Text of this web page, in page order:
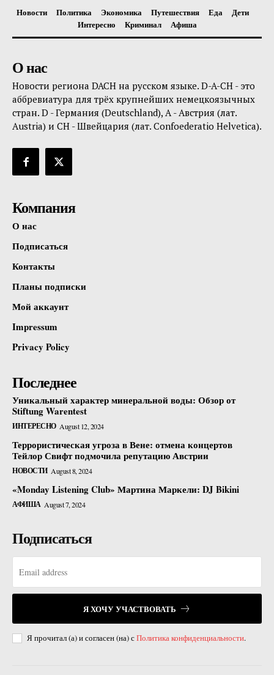
Новости Политика Экономика Путешествия Еда
Дети
Интересно
Криминал Афиша
О нас
Новости региона DACH на русском языке. D-A-CH - это
аббревиатура для трёх крупнейших немецкоязычных
стран. D - Германия (Deutschland), A - Австрия (лат.
Austria) и CH - Швейцария (лат. Confoederatio Helvetica).
Компания
О нас
Подписаться
Контакты
Планы подписки
Мой аккаунт
Impressum
Privacy Policy
Последнее
Уникальный характер минеральной воды: Обзор от
Stiftung Warentest
ИНТЕРЕСНО August 12, 2024
Террористическая угроза в Вене: отмена концертов
Тейлор Свифт подмочила репутацию Австрии
НОВОСТИ August 8, 2024
«Monday Listening Club» Мартина Маркели: DJ Bikini
АФИША August 7, 2024
Подписаться
Я ХОЧУ УЧАСТВОВАТЬ
Я прочитал (а) и согласен (на) сПолитика конфиденциальности.